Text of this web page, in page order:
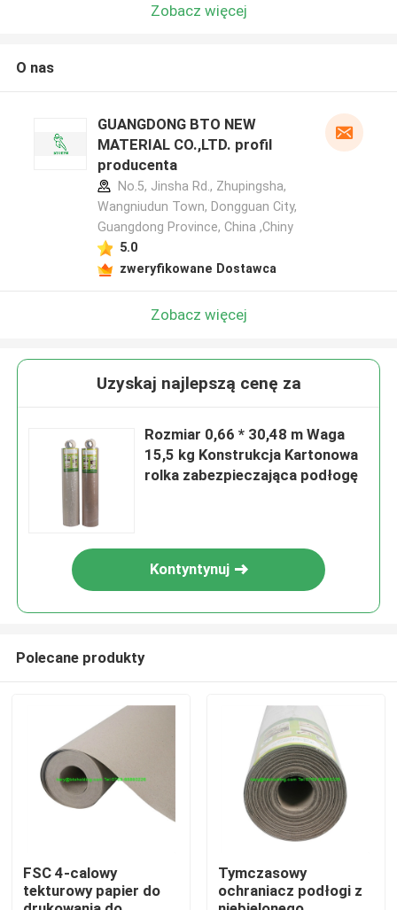
Dom
O nas
Zobacz więcej
O nas
GUANGDONG BTO NEW
MATERIAL CO.,LTD. profil
producenta
No.5, Jinsha Rd., Zhupingsha,
Wangniudun Town, Dongguan City,
Guangdong Province, China ,Chiny
5.0
zweryfikowane Dostawca
Zobacz więcej
Uzyskaj najlepszą cenę za
Rozmiar 0,66 * 30,48 m Waga
15,5 kg Konstrukcja Kartonowa
rolka zabezpieczająca podłogę
Kontyntynuj
Polecane produkty
FSC 4-calowy
tekturowy papier do
Tymczasowy
ochraniacz podłogi z